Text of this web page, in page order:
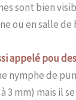
sont bien
ou en salle de
appelé pou
nymphe de
3 mm) mais il